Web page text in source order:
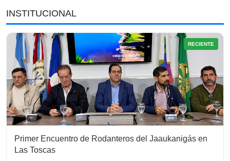
INSTITUCIONAL
RECIENTE
Primer Encuentro de Rodanteros del Jaaukanigás en
Las Toscas